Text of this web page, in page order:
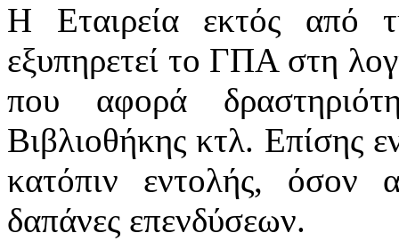
Η Εταιρεία εκτός από
εξυπηρετεί το ΓΠΑ στη
που αφορά
Βιβλιοθήκης κτλ. Επίσης
κατόπιν εντολής, όσον
δαπάνες επενδύσεων.